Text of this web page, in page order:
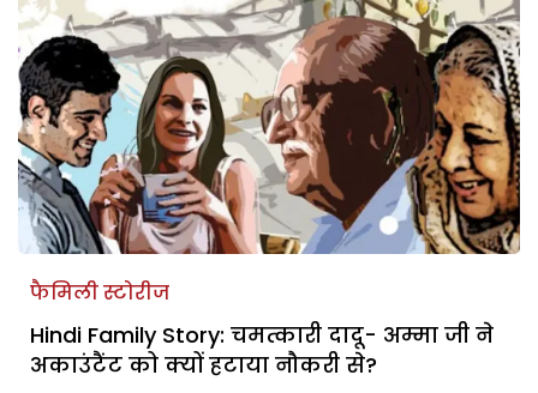
फैमिली स्टोरीज
Hindi Family Story: चमत्कारी दादू- अम्मा जी ने
अकाउंटैंट को क्यों हटाया नौकरी से?